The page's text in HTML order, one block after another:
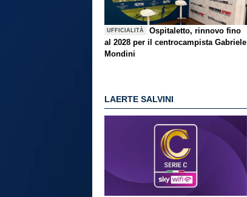
UFFICIALITÀ
Ospitaletto, rinnovo fino
al 2028 per il centrocampista Gabriele
Mondini
LAERTE SALVINI